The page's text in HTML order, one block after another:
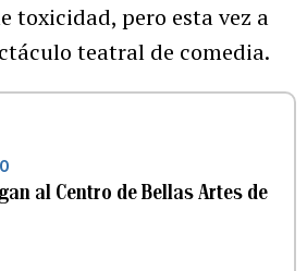
toxicidad, pero esta vez a
teatral de comedia.
al Centro de Bellas Artes de